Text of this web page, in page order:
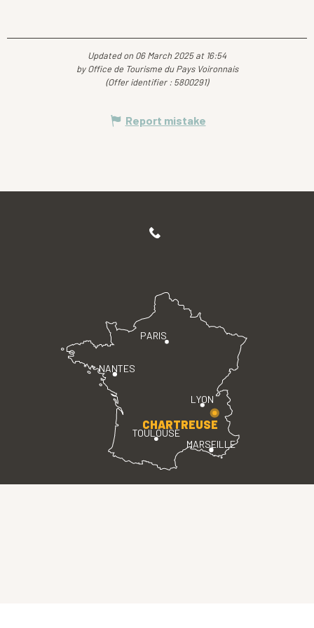
Updated on 06 March 2025 at 16:54
by Office de Tourisme du Pays Voironnais
(Offer identifier : 5800291)
Report mistake
PARIS
LYON
TOULOUSE
MARSEILLE
NANTES
CHARTREUSE